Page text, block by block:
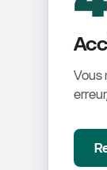
Vous